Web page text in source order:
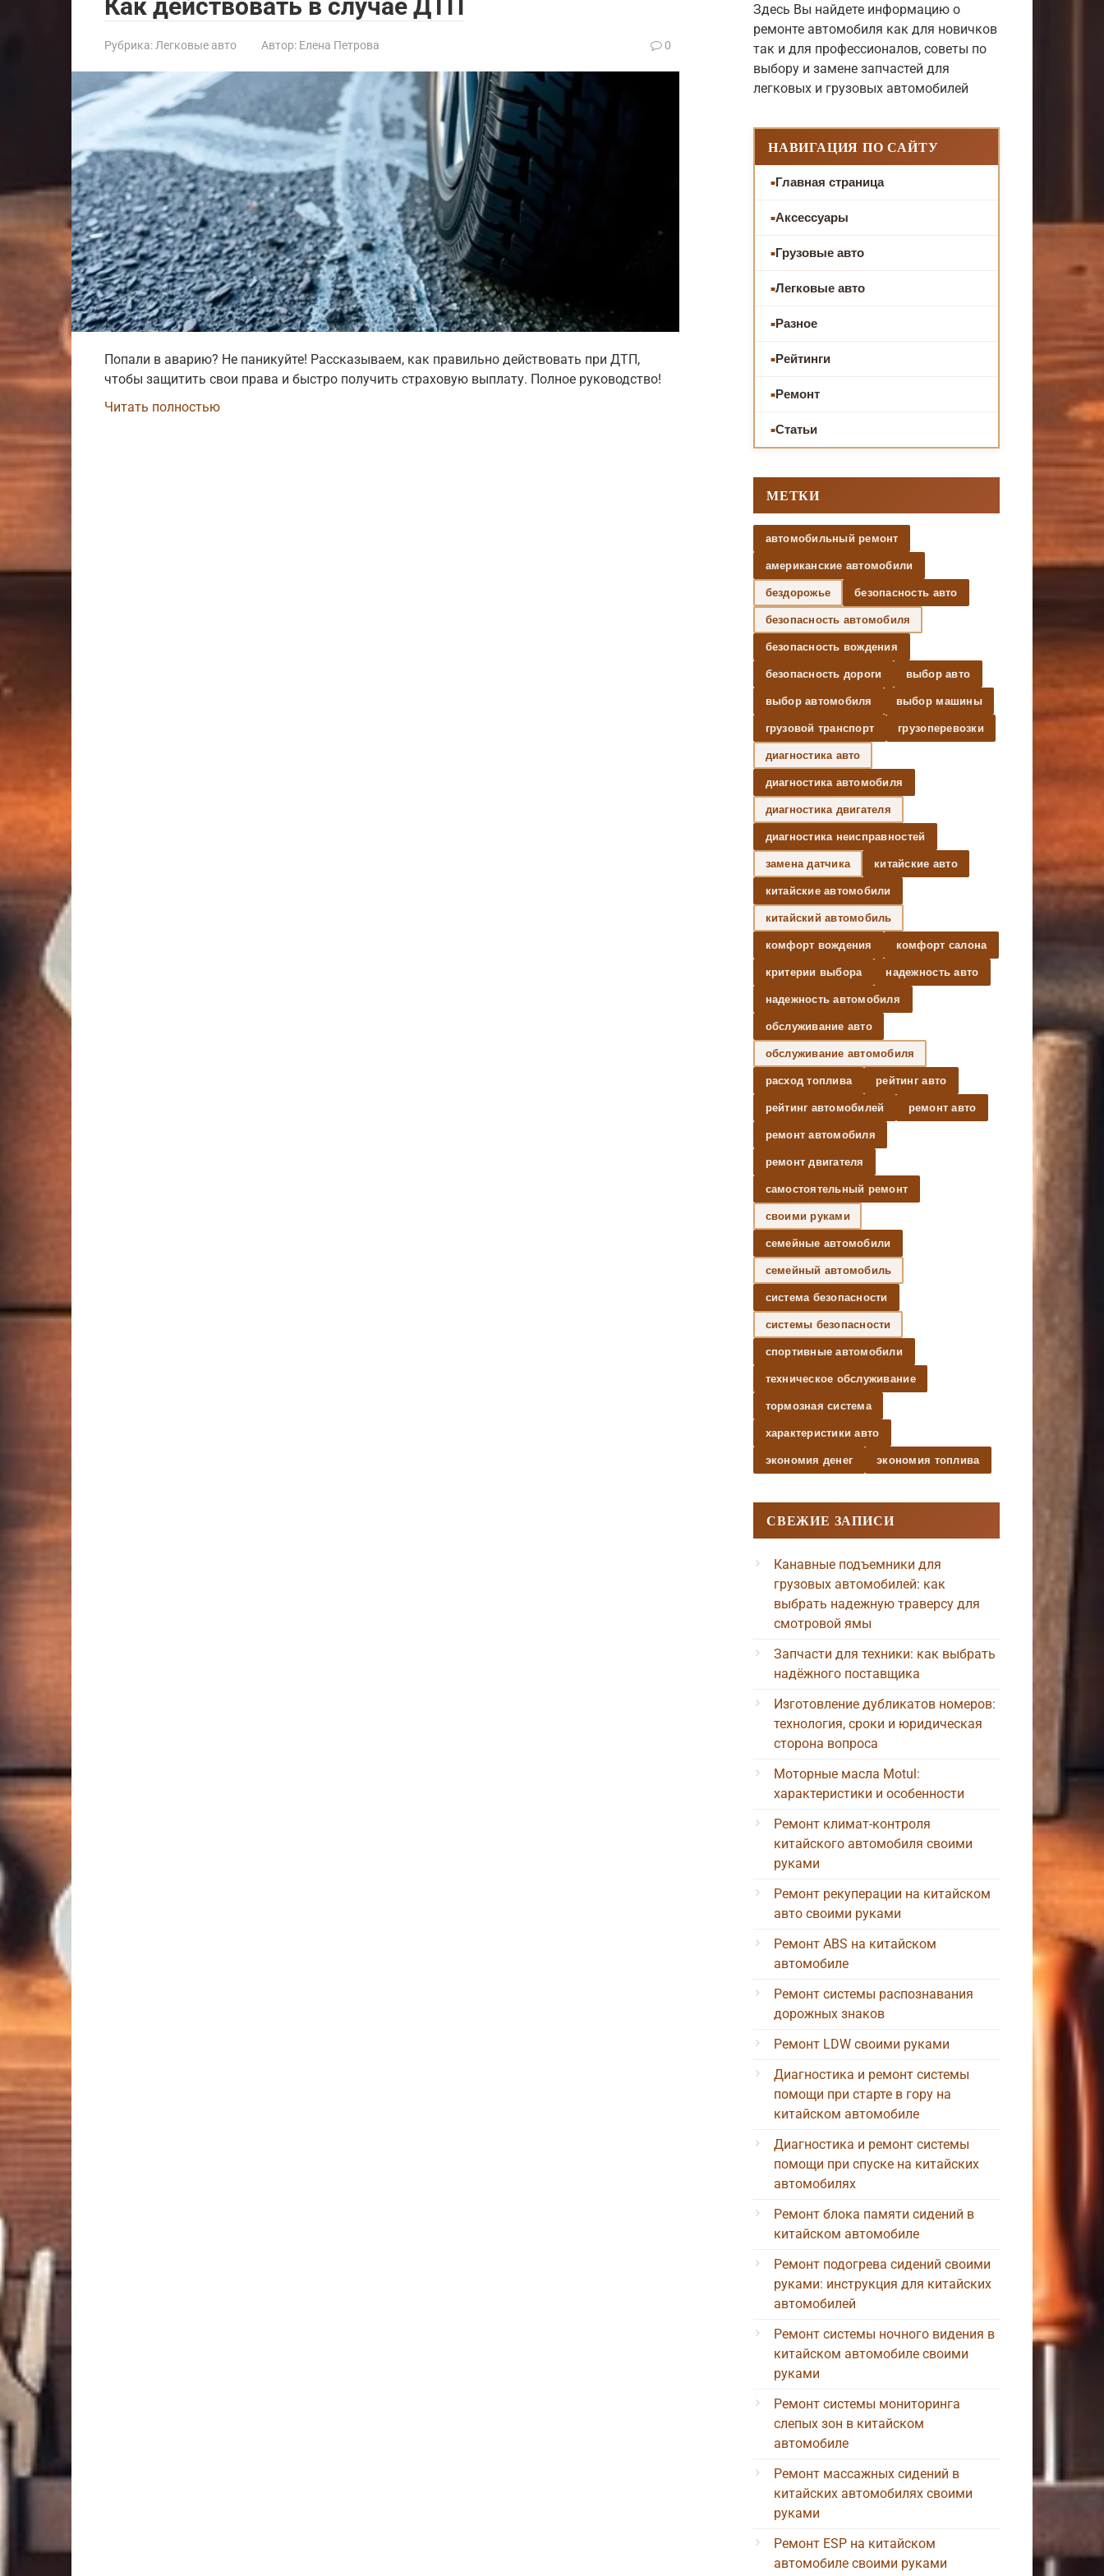
Как действовать в случае ДТП
Рубрика: Легковые авто Автор: Елена Петрова 0
Попали в аварию? Не паникуйте! Рассказываем, как правильно действовать при ДТП,
чтобы защитить свои права и быстро получить страховую выплату. Полное руководство!
Читать полностью
Здесь Вы найдете информацию о
ремонте автомобиля как для новичков
так и для профессионалов, советы по
выбору и замене запчастей для
легковых и грузовых автомобилей
НАВИГАЦИЯ ПО САЙТУ
Главная страница
Аксессуары
Грузовые авто
Легковые авто
Разное
Рейтинги
Ремонт
Статьи
МЕТКИ
автомобильный ремонт
американские автомобили
бездорожье безопасность авто
безопасность автомобиля
безопасность вождения
безопасность дороги выбор авто
выбор автомобиля выбор машины
грузовой транспорт грузоперевозки
диагностика авто
диагностика автомобиля
диагностика двигателя
диагностика неисправностей
замена датчика китайские авто
китайские автомобили
китайский автомобиль
комфорт вождения комфорт салона
критерии выбора надежность авто
надежность автомобиля
обслуживание авто
обслуживание автомобиля
расход топлива рейтинг авто
рейтинг автомобилей ремонт авто
ремонт автомобиля
ремонт двигателя
самостоятельный ремонт
своими руками
семейные автомобили
семейный автомобиль
система безопасности
системы безопасности
спортивные автомобили
техническое обслуживание
тормозная система
характеристики авто
экономия денег экономия топлива
СВЕЖИЕ ЗАПИСИ
Канавные подъемники для
грузовых автомобилей: как
выбрать надежную траверсу для
смотровой ямы
Запчасти для техники: как выбрать
надёжного поставщика
Изготовление дубликатов номеров:
технология, сроки и юридическая
сторона вопроса
Моторные масла Motul:
характеристики и особенности
Ремонт климат-контроля
китайского автомобиля своими
руками
Ремонт рекуперации на китайском
авто своими руками
Ремонт ABS на китайском
автомобиле
Ремонт системы распознавания
дорожных знаков
Ремонт LDW своими руками
Диагностика и ремонт системы
помощи при старте в гору на
китайском автомобиле
Диагностика и ремонт системы
помощи при спуске на китайских
автомобилях
Ремонт блока памяти сидений в
китайском автомобиле
Ремонт подогрева сидений своими
руками: инструкция для китайских
автомобилей
Ремонт системы ночного видения в
китайском автомобиле своими
руками
Ремонт системы мониторинга
слепых зон в китайском
автомобиле
Ремонт массажных сидений в
китайских автомобилях своими
руками
Ремонт ESP на китайском
автомобиле своими руками